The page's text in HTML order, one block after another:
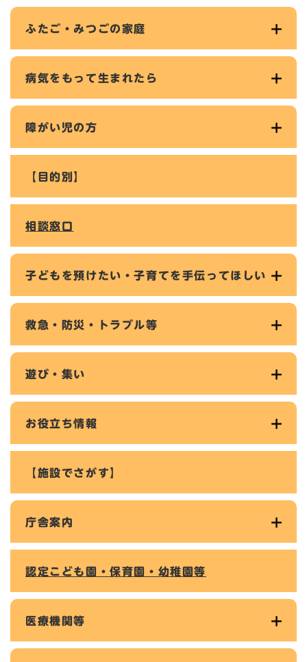
ふたご・みつごの家庭
病気をもって生まれたら
障がい児の方
【目的別】
相談窓口
子どもを預けたい・子育てを手伝ってほしい
救急・防災・トラブル等
遊び・集い
お役立ち情報
【施設でさがす】
庁舎案内
認定こども園・保育園・幼稚園等
医療機関等